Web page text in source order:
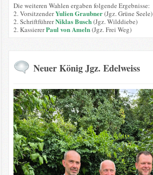
Die weiteren Wahlen ergaben folgende Ergebnisse:
2. VorsitzenderYulien Graubner(Jgz. Grüne Seele)
2. SchriftführerNiklas Busch(Jgz. Wilddiebe)
2. KassiererPaul von Ameln(Jgz. Frei Weg)
Neuer König Jgz. Edelweiss